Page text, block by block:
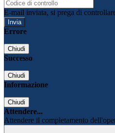
E-mail inviata, si prega di
Errore
Chiudi
Successo
Chiudi
Informazione
Chiudi
Attendere...
Attendere il completamento